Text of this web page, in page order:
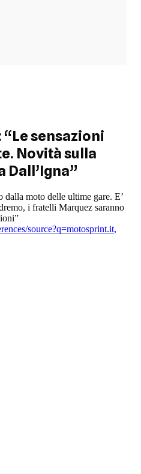
sensazioni
Novità sulla
Dall’Igna”
dalla moto delle ultime gare. E’
i fratelli Marquez saranno
source?q=motosprint.it,